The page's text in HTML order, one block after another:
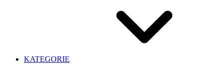
KATEGORIE